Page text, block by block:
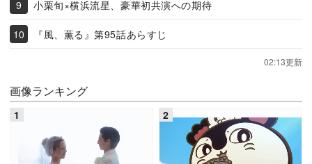
小栗旬×横浜流星、豪華初共演への期待
『風、薫る』第95話あらすじ
02:13更新
画像ランキング